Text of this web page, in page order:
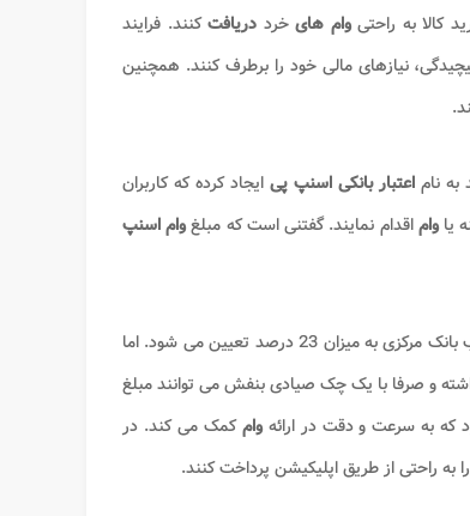
کالا به راحتیوام هایخرد دریافتکنند. فرایند
نیازهای مالی خود را برطرف کنند. همچنین
ناماعتبار بانکی اسنپ پی ایجاد کرده که کاربران
یاواماقدام نمایند. گفتنی است که مبلغوام اسنپ
نیز مطابق با نرخ مصوب بانک مرکزی به میزان 23 درصد تعیین می شود. اما
و صرفا با یک چک صیادی بنفش می توانند مبلغ
که به سرعت و دقت در ارائهوامکمک می کند. در
را به راحتی از طریق اپلیکیشن پرداخت کنند.